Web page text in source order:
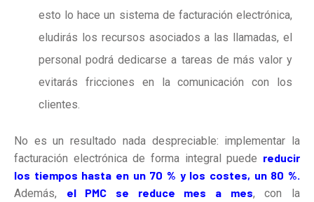
esto lo hace un sistema de facturación electrónica,
eludirás los recursos asociados a las llamadas, el
personal podrá dedicarse a tareas de más valor y
evitarás fricciones en la comunicación con los
clientes.
No es un resultado nada despreciable: implementar la
facturación electrónica de forma integral puede reducir
los tiempos hasta en un 70 % y los costes, un 80 %.
Además, el PMC se reduce mes a mes, con la